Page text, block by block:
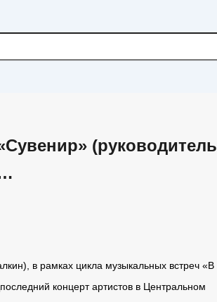
(руководитель
в рамках цикла музыкальных встреч «В
концерт артистов в Центральном